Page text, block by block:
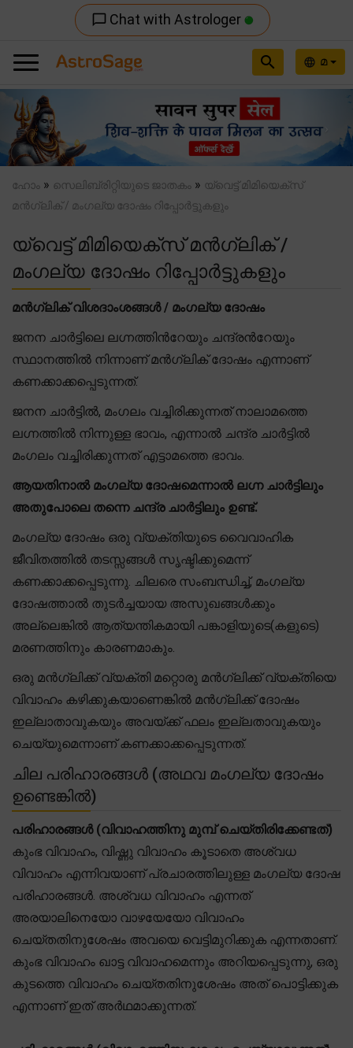
chat_bubble_outline Chat with Astrologer
language മ
search
Previous
ഹോം » സെലിബ്രിറ്റിയുടെ ജാതകം » യ്വെട്ട് മിമിയെക്സ്
മൻഗ്ലിക് / മംഗല്യ ദോഷം റിപ്പോർട്ടുകളും
യ്വെട്ട് മിമിയെക്സ് മൻഗ്ലിക് /
മംഗല്യ ദോഷം റിപ്പോർട്ടുകളും
മൻഗ്ലിക് വിശദാംശങ്ങൾ / മംഗല്യ ദോഷം
ജനന ചാർട്ടിലെ ലഗ്നത്തിന്‍റേയും ചന്ദ്രന്‍റേയും
സ്ഥാനത്തിൽ നിന്നാണ് മൻഗ്ലിക് ദോഷം എന്നാണ്
കണക്കാക്കപ്പെടുന്നത്.
ജനന ചാർട്ടിൽ, മംഗലം വച്ചിരിക്കുന്നത് നാലാമത്തെ
ലഗ്നത്തിൽ നിന്നുള്ള ഭാവം, എന്നാൽ ചന്ദ്ര ചാർട്ടിൽ
മംഗലം വച്ചിരിക്കുന്നത് എട്ടാമത്തെ ഭാവം.
ആയതിനാൽ മംഗല്യ ദോഷമെന്നാൽ ലഗ്ന ചാർട്ടിലും
അതുപോലെ തന്നെ ചന്ദ്ര ചാർട്ടിലും ഉണ്ട്.
മംഗല്യ ദോഷം ഒരു വ്യക്തിയുടെ വൈവാഹിക
ജീവിതത്തിൽ തടസ്സങ്ങൾ സൃഷ്ടിക്കുമെന്ന്
കണക്കാക്കപ്പെടുന്നു. ചിലരെ സംബന്ധിച്ച്, മംഗല്യ
ദോഷത്താൽ തുടർച്ചയായ അസുഖങ്ങൾക്കും
അല്ലെങ്കിൽ ആത്യന്തികമായി പങ്കാളിയുടെ(കളുടെ)
മരണത്തിനും കാരണമാകും.
ഒരു മൻഗ്ലിക്ക് വ്യക്തി മറ്റൊരു മൻഗ്ലിക്ക് വ്യക്തിയെ
വിവാഹം കഴിക്കുകയാണെങ്കിൽ മൻഗ്ലിക്ക് ദോഷം
ഇല്ലാതാവുകയും അവയ്ക്ക് ഫലം ഇല്ലതാവുകയും
ചെയ്യുമെന്നാണ് കണക്കാക്കപ്പെടുന്നത്.
ചില പരിഹാരങ്ങൾ (അഥവ മംഗല്യ ദോഷം
ഉണ്ടെങ്കിൽ)
പരിഹാരങ്ങൾ (വിവാഹത്തിനു മുമ്പ് ചെയ്തിരിക്കേണ്ടത്)
കുംഭ വിവാഹം, വിഷ്ണു വിവാഹം കൂടാതെ അശ്വധ
വിവാഹം എന്നിവയാണ് പ്രചാരത്തിലുള്ള മംഗല്യ ദോഷ
പരിഹാരങ്ങൾ. അശ്വധ വിവാഹം എന്നത്
അരയാലിനെയോ വാഴയേയോ വിവാഹം
ചെയ്തതിനുശേഷം അവയെ വെട്ടിമുറിക്കുക എന്നതാണ്.
കുംഭ വിവാഹം ഖാട്ട വിവാഹമെന്നും അറിയപ്പെടുന്നു, ഒരു
കുടത്തെ വിവാഹം ചെയ്തതിനുശേഷം അത് പൊട്ടിക്കുക
എന്നാണ് ഇത് അർഥമാക്കുന്നത്.